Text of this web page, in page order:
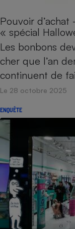
Pouvoir
« spécial
Les bonbons
cher que l’an
continuent de
Le 28 octobre 2025
ENQUÊTE